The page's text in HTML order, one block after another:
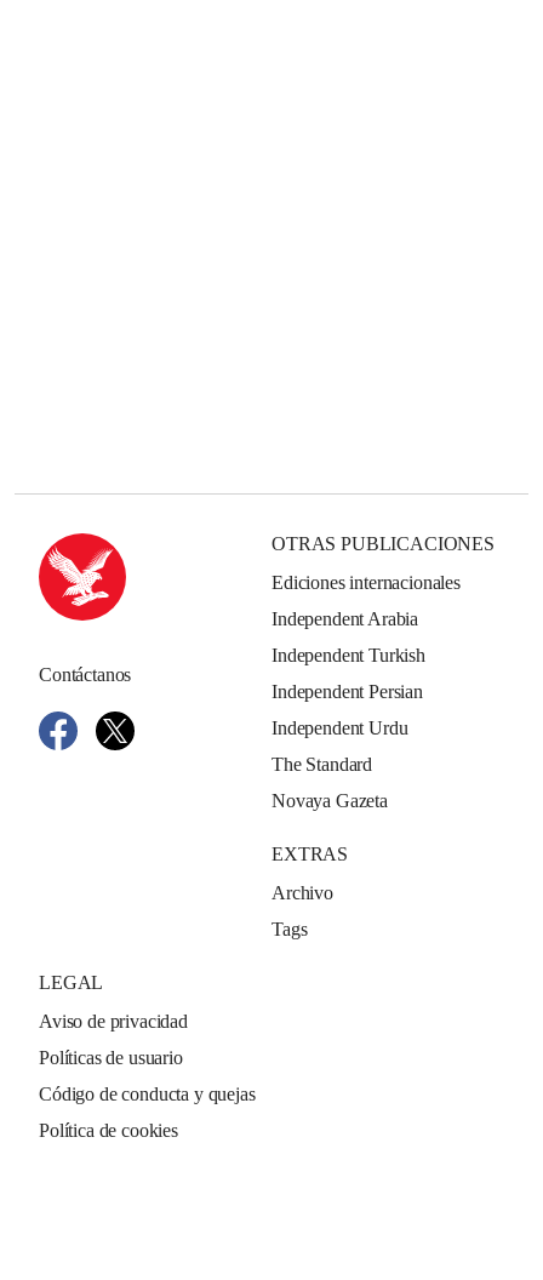
Contáctanos
OTRAS PUBLICACIONES
Ediciones internacionales
Independent Arabia
Independent Turkish
Independent Persian
Independent Urdu
The Standard
Novaya Gazeta
EXTRAS
Archivo
Tags
LEGAL
Aviso de privacidad
Políticas de usuario
Código de conducta y quejas
Política de cookies